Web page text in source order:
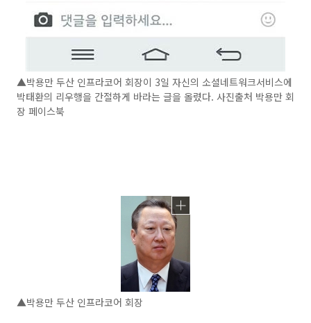
▲박용만 두산 인프라코어 회장이 3일 자신의 소셜네트워크서비스에
박태환의 리우행을 간절하게 바라는 글을 올렸다. 사진출처 박용만 회
장 페이스북
▲박용만 두산 인프라코어 회장